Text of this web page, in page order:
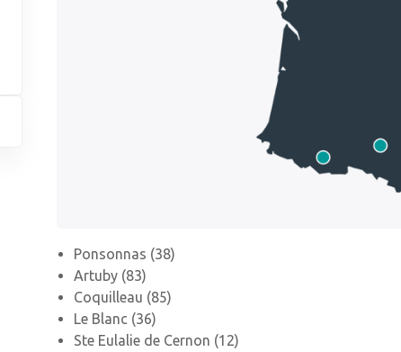
Ponsonnas (38)
Artuby (83)
Coquilleau (85)
Le Blanc (36)
Ste Eulalie de Cernon (12)